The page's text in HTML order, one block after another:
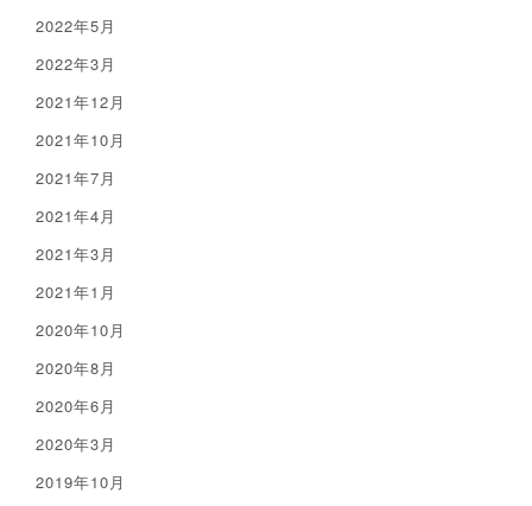
2022年5月
2022年3月
2021年12月
2021年10月
2021年7月
2021年4月
2021年3月
2021年1月
2020年10月
2020年8月
2020年6月
2020年3月
2019年10月